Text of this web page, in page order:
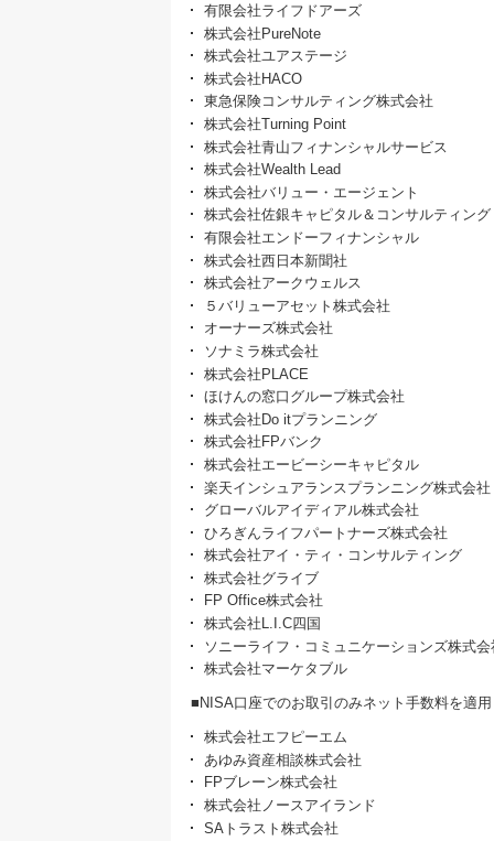
有限会社ライフドアーズ
株式会社PureNote
株式会社ユアステージ
株式会社HACO
東急保険コンサルティング株式会社
株式会社Turning Point
株式会社青山フィナンシャルサービス
株式会社Wealth Lead
株式会社バリュー・エージェント
株式会社佐銀キャピタル＆コンサルティング
有限会社エンドーフィナンシャル
株式会社西日本新聞社
株式会社アークウェルス
５バリューアセット株式会社
オーナーズ株式会社
ソナミラ株式会社
株式会社PLACE
ほけんの窓口グループ株式会社
株式会社Do itプランニング
株式会社FPバンク
株式会社エービーシーキャピタル
楽天インシュアランスプランニング株式会社
グローバルアイディアル株式会社
ひろぎんライフパートナーズ株式会社
株式会社アイ・ティ・コンサルティング
株式会社グライブ
FP Office株式会社
株式会社L.I.C四国
ソニーライフ・コミュニケーションズ株式会
株式会社マーケタブル
■NISA口座でのお取引のみネット手数料を適
株式会社エフピーエム
あゆみ資産相談株式会社
FPブレーン株式会社
株式会社ノースアイランド
SAトラスト株式会社